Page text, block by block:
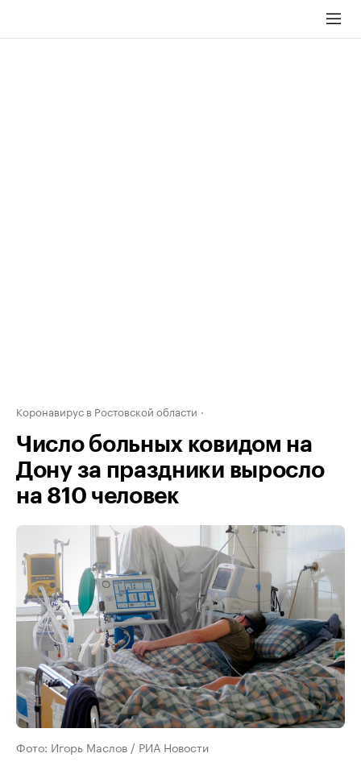
Коронавирус в Ростовской области
Число больных ковидом на
Дону за праздники выросло
на 810 человек
Фото: Игорь Маслов / РИА Новости